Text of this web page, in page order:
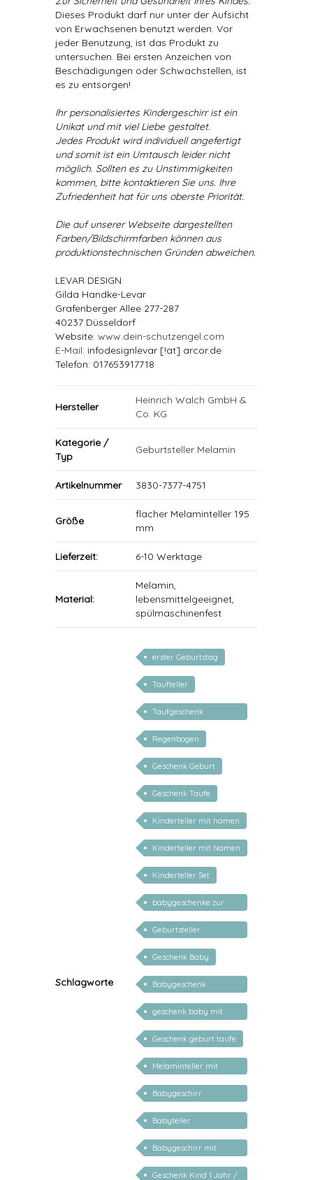
Dieses Produkt darf nur unter der Aufsicht
von Erwachsenen benutzt werden. Vor
jeder Benutzung, ist das Produkt zu
untersuchen. Bei ersten Anzeichen von
Beschädigungen oder Schwachstellen, ist
es zu entsorgen!
Ihr personalisiertes Kindergeschirr ist ein
Unikat und mit viel Liebe gestaltet.
Jedes Produkt wird individuell angefertigt
und somit ist ein Umtausch leider nicht
möglich. Sollten es zu Unstimmigkeiten
kommen, bitte kontaktieren Sie uns. Ihre
Zufriedenheit hat für uns oberste Priorität.
Die auf unserer Webseite dargestellten
Farben/Bildschirmfarben können aus
produktionstechnischen Gründen abweichen.
LEVAR DESIGN
Gilda Handke-Levar
Grafenberger Allee 277-287
40237 Düsseldorf
Website: www.dein-schutzengel.com
E-Mail: infodesignlevar [!at] arcor.de
Telefon: 017653917718
Hersteller
Heinrich Walch GmbH &
Co. KG
Kategorie /
Typ
Geburtsteller Melamin
Artikelnummer 3830-7377-4751
Größe
flacher Melaminteller 195
mm
Lieferzeit: 6-10 Werktage
Material:
Melamin,
lebensmittelgeeignet,
spülmaschinenfest
Schlagworte
erster Geburtstag
Taufteller
Taufgeschenk
personalisiert
Regenbogen
Geschenk Geburt
Geschenk Taufe
Kinderteller mit namen
Kinderteller mit Namen
personalisiert
Kinderteller Set
babygeschenke zur
geburt personalisiert
Geburtsteller
personalisiert
Geschenk Baby
Babygeschenk
personalisiert
geschenk baby mit
namen
Geschenk geburt taufe
Melaminteller mit
Namen
Babygeschirr
personalisiert
Babyteller
personalisiert
Babygeschirr mit
Name
Geschenk Kind 1 Jahr /